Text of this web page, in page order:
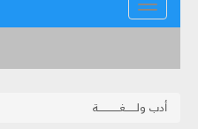
القائمة
أدب ولــــــغــــــــــــة